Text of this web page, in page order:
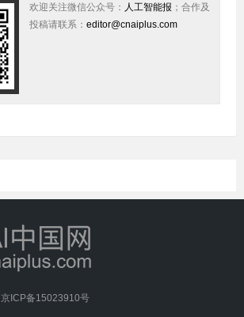
欢迎关注微信公众号： 人工智能报 ；合作及
投稿请联系： editor@cnaiplus.com
京ICP备15023910号